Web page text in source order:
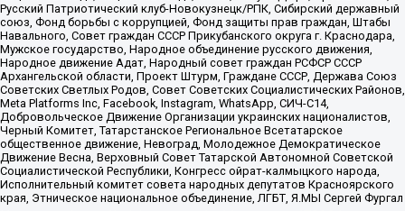
Русский Патриотический клуб-Новокузнецк/РПК, Сибирский державный
союз, Фонд борьбы с коррупцией, Фонд защиты прав граждан, Штабы
Навального, Совет граждан СССР Прикубанского округа г. Краснодара,
Мужское государство, Народное объединение русского движения,
Народное движение Адат, Народный совет граждан РСФСР СССР
Архангельской области, Проект Штурм, Граждане СССР, Держава Союз
Советских Светлых Родов, Совет Советских Социалистических Районов,
Meta Platforms Inc, Facebook, Instagram, WhatsApp, СИЧ-С14,
Добровольческое Движение Организации украинских националистов,
Черный Комитет, Татарстанское Региональное Всетатарское
общественное движение, Невоград, Молодежное Демократическое
Движение Весна, Верховный Совет Татарской Автономной Советской
Социалистической Республики, Конгресс ойрат-калмыцкого народа,
Исполнительный комитет совета народных депутатов Красноярского
края, Этническое национальное объединение, ЛГБТ, Я.МЫ Сергей Фургал